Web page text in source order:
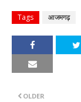
Tags आजमगढ़
OLDER